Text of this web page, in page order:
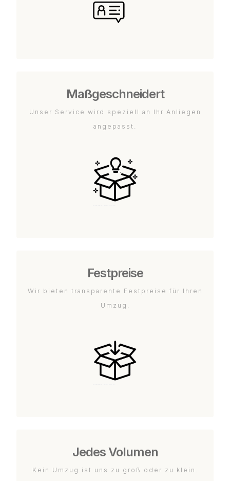
Maßgeschneidert
Unser Service wird speziell an Ihr Anliegen
angepasst.
Festpreise
Wir bieten transparente Festpreise für Ihren
Umzug.
Jedes Volumen
Kein Umzug ist uns zu groß oder zu klein.